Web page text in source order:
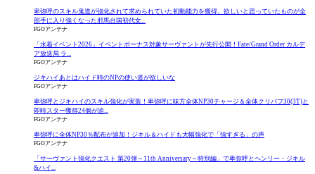
卑弥呼のスキル鬼道が強化されて求められていた初動能力を獲得。欲しいと思っていたものが全
部手に入り強くなった邪馬台国初代女...
FGOアンテナ
「水着イベント2026」イベントボーナス対象サーヴァントが先行公開！Fate/Grand Order カルデ
ア放送局 ラ...
FGOアンテナ
ジキハイあとはハイド時のNPの使い道が欲しいな
FGOアンテナ
卑弥呼とジキハイのスキル強化が実装！卑弥呼に味方全体NP30チャージ＆全体クリバフ30(3T)と
即時スター獲得24個が追...
FGOアンテナ
卑弥呼に全体NP30％配布が追加！ジキル＆ハイドも大幅強化で「強すぎる」の声
FGOアンテナ
「サーヴァント強化クエスト 第20弾～11th Anniversary～特別編」で卑弥呼とヘンリー・ジキル
&ハイ...